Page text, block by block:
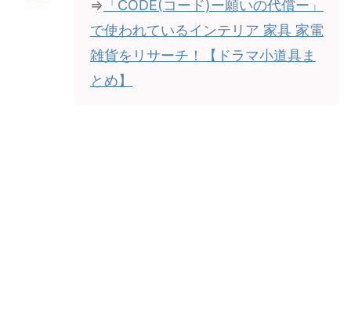
⇒ 「CODE(コード)ー願いの代償ー」
で使われているインテリア 家具 家電
雑貨をリサーチ！【ドラマ小道具ま
とめ】